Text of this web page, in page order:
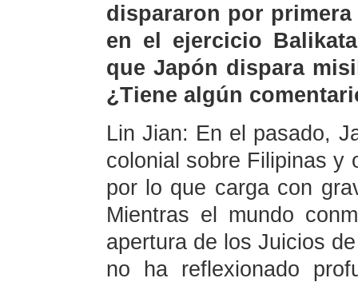
dispararon por
en el ejercicio
que Japón dispara
¿Tiene algún
Lin Jian: En el pasado,
colonial sobre Filipinas y
por lo que carga con
Mientras el mundo
apertura de los Juicios
no ha reflexionado